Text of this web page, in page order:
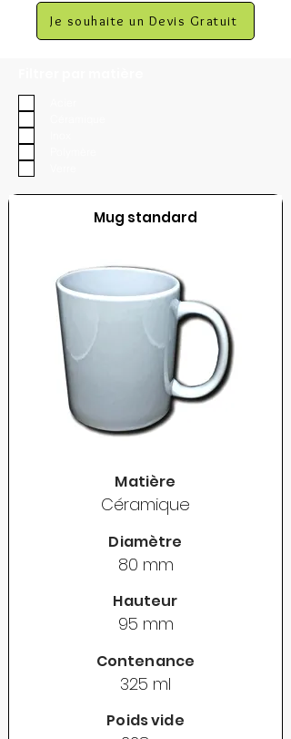
Je souhaite un Devis Gratuit
Mug standard
Matière
Céramique
Diamètre
80 mm
Hauteur
95 mm
Contenance
325 ml
Poids vide